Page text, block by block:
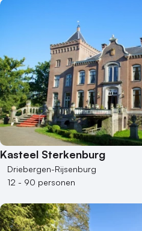
Kasteel Sterkenburg
Driebergen-Rijsenburg
12 - 90 personen